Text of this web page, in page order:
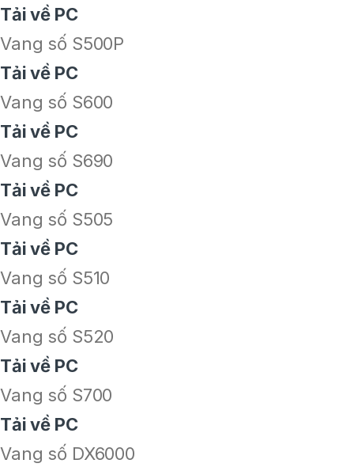
Tải về PC
Vang số S500P
Tải về PC
Vang số S600
Tải về PC
Vang số S690
Tải về PC
Vang số S505
Tải về PC
Vang số S510
Tải về PC
Vang số S520
Tải về PC
Vang số S700
Tải về PC
Vang số DX6000